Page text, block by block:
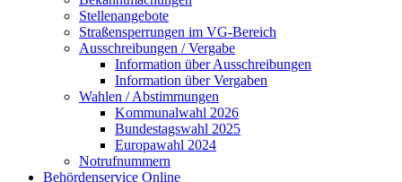
Stellenangebote
Straßensperrungen im VG-Bereich
Ausschreibungen / Vergabe
Information über Ausschreibungen
Information über Vergaben
Wahlen / Abstimmungen
Kommunalwahl 2026
Bundestagswahl 2025
Europawahl 2024
Notrufnummern
Behördenservice Online